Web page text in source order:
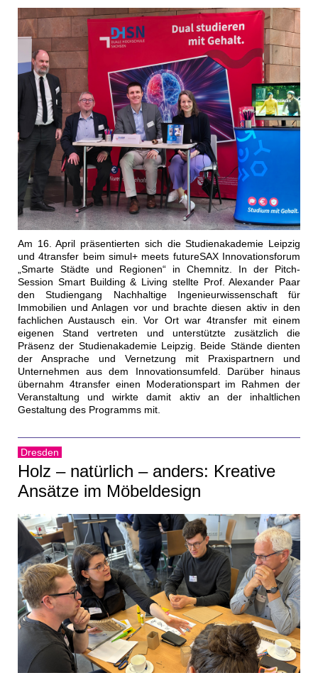
Am 16. April präsentierten sich die Studienakademie Leipzig
und 4transfer beim simul+ meets futureSAX Innovationsforum
„Smarte Städte und Regionen“ in Chemnitz. In der Pitch-
Session Smart Building & Living stellte Prof. Alexander Paar
den Studiengang Nachhaltige Ingenieurwissenschaft für
Immobilien und Anlagen vor und brachte diesen aktiv in den
fachlichen Austausch ein. Vor Ort war 4transfer mit einem
eigenen Stand vertreten und unterstützte zusätzlich die
Präsenz der Studienakademie Leipzig. Beide Stände dienten
der Ansprache und Vernetzung mit Praxispartnern und
Unternehmen aus dem Innovationsumfeld. Darüber hinaus
übernahm 4transfer einen Moderationspart im Rahmen der
Veranstaltung und wirkte damit aktiv an der inhaltlichen
Gestaltung des Programms mit.
Dresden
Holz – natürlich – anders: Kreative
Ansätze im Möbeldesign